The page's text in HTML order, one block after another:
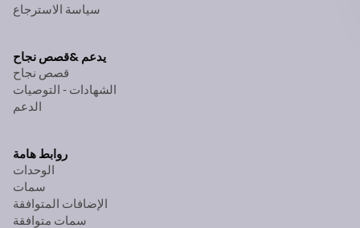
سياسة الاسترجاع
يدعم &قصص نجاح
قصص نجاح
الشهادات - التوصيات
الدعم
روابط هامة
الوحدات
سمات
الإضافات المتوافقة
سمات متوافقة